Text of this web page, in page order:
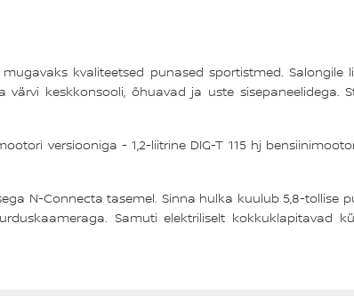
kvaliteetsed punased sportistmed.
keskkonsooli, õhuavad ja uste sisepaneelidega.
versiooniga - 1,2‑liitrine DIG-T 115 hj
N-Connecta tasemel. Sinna hulka kuulub 5,8‑tollise
Samuti elektriliselt kokkuklapitavad